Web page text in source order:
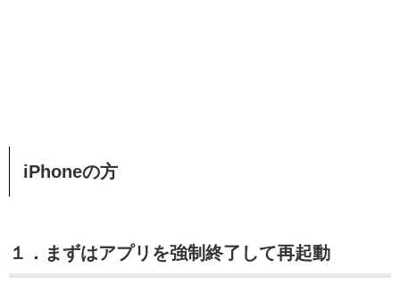
iPhoneの方
１．まずはアプリを強制終了して再起動